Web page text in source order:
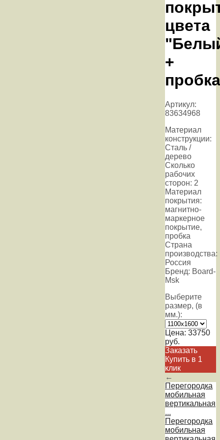
цвета
+
пробка
Артикул:
83634968
Материал
конструкции:
Сталь /
дерево
Сколько
рабочих
сторон: 2
Материал
покрытия:
магнитно-
маркерное
покрытие,
пробка
Страна
производства:
Россия
Бренд: Board-
Msk
Выберите
размер, (в
мм.):
Цена: 33750
руб.
Заказать
Купить в 1
клик
←
Перегородка
мобильная
вертикальная
...
Перегородка
мобильная